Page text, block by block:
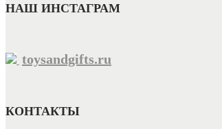
НАШ ИНСТАГРАМ
toysandgifts.ru
КОНТАКТЫ